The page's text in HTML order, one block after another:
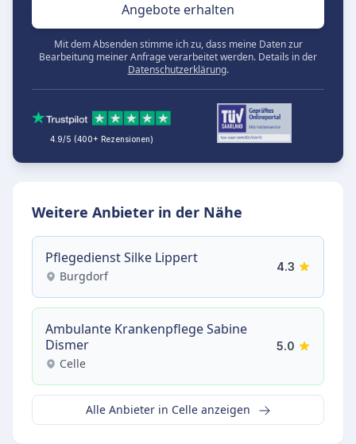
Angebote erhalten
Mit dem Absenden stimme ich zu, dass meine Daten zur
Bearbeitung meiner Anfrage verarbeitet werden. Details in der
Datenschutzerklärung.
4.9/5 (400+ Rezensionen)
Weitere Anbieter in der Nähe
Pflegedienst Silke Lippert
Burgdorf
4.3
Ambulante Krankenpflege Sabine
Dismer
Celle
5.0
Alle Anbieter in Celle anzeigen